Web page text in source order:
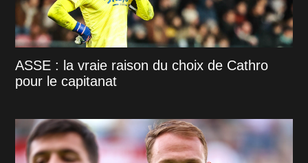
ASSE : la vraie raison du choix de Cathro
pour le capitanat